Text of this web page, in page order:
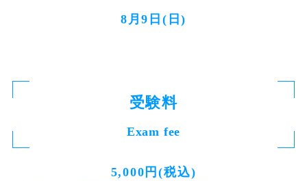
8月9日(日)
受験料
Exam fee
5,000円(税込)